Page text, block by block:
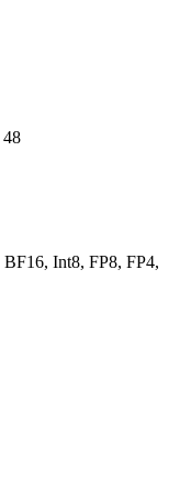
Int8, FP8, FP4,